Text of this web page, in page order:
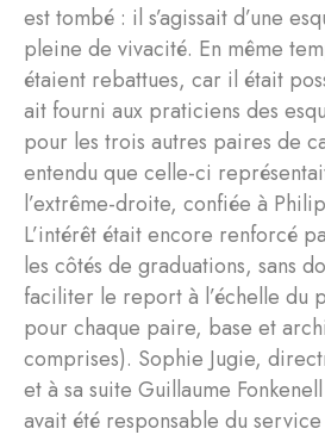
est tombé : il s’agissait d’une
pleine de vivacité. En même
étaient rebattues, car il était
ait fourni aux praticiens des
pour les trois autres paires de
entendu que celle-ci
l’extrême-droite, confiée à
L’intérêt était encore renforcé
les côtés de graduations, sans
faciliter le report à l’échelle du
pour chaque paire, base et
comprises). Sophie Jugie,
et à sa suite Guillaume
avait été responsable du